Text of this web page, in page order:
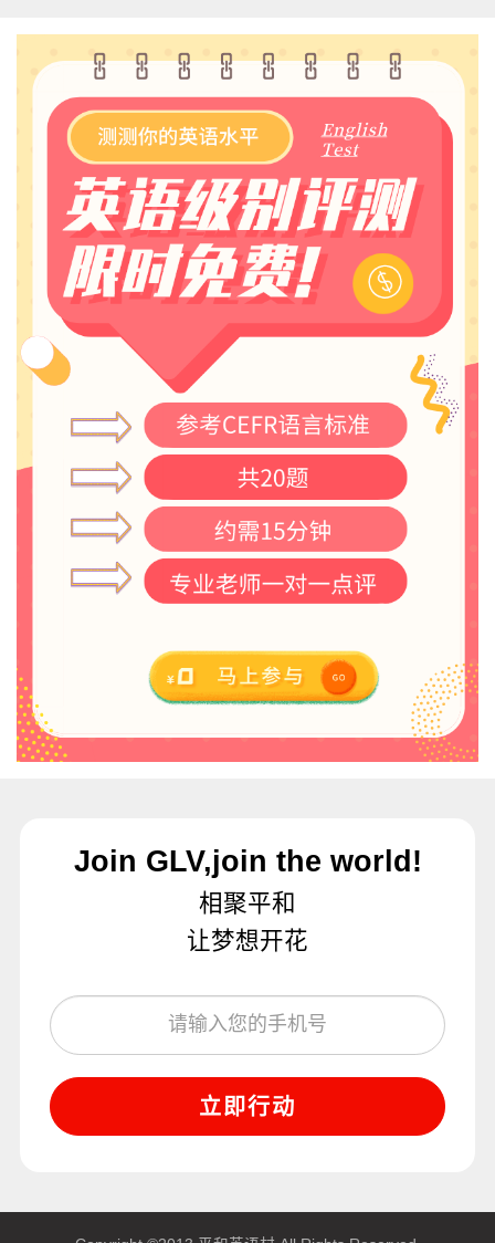
Join GLV,join the world!
相聚平和
让梦想开花
立即行动